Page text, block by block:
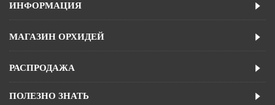
ИНФОРМАЦИЯ
МАГАЗИН ОРХИДЕЙ
РАСПРОДАЖА
ПОЛЕЗНО ЗНАТЬ